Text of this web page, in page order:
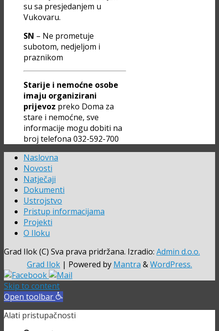
su sa presjedanjem u
Vukovaru.
SN – Ne prometuje
subotom, nedjeljom i
praznikom
Starije i nemoćne osobe
imaju organizirani
prijevoz preko Doma za
stare i nemoćne, sve
informacije mogu dobiti na
broj telefona 032-592-700
Naslovna
Novosti
Natječaji
Dokumenti
Ustrojstvo
Pristup informacijama
Projekti
O Iloku
Grad Ilok (C) Sva prava pridržana. Izradio: Admin d.o.o.
Grad Ilok | Powered by Mantra &WordPress.
Skip to content
Open toolbar
Alati pristupačnosti